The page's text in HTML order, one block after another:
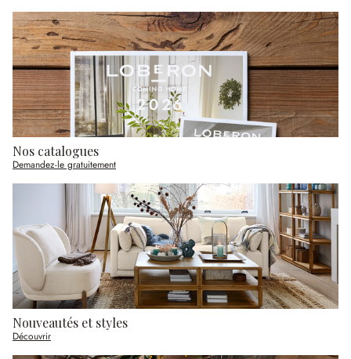
Nos catalogues
Demandez-le gratuitement
Nouveautés et styles
Découvrir